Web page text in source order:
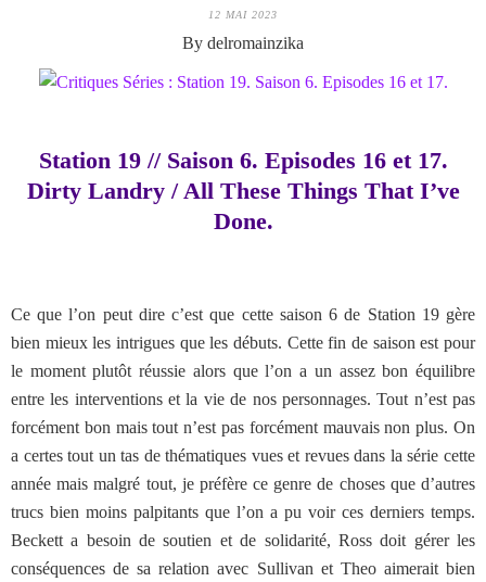
12 MAI 2023
By delromainzika
Station 19 // Saison 6. Episodes 16 et 17.
Dirty Landry / All These Things That I’ve
Done.
Ce que l’on peut dire c’est que cette saison 6 de Station 19 gère
bien mieux les intrigues que les débuts. Cette fin de saison est pour
le moment plutôt réussie alors que l’on a un assez bon équilibre
entre les interventions et la vie de nos personnages. Tout n’est pas
forcément bon mais tout n’est pas forcément mauvais non plus. On
a certes tout un tas de thématiques vues et revues dans la série cette
année mais malgré tout, je préfère ce genre de choses que d’autres
trucs bien moins palpitants que l’on a pu voir ces derniers temps.
Beckett a besoin de soutien et de solidarité, Ross doit gérer les
conséquences de sa relation avec Sullivan et Theo aimerait bien